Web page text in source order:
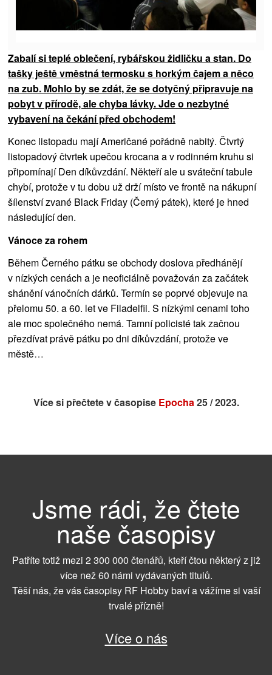
Zabalí si teplé oblečení, rybářskou židličku a stan. Do
tašky ještě vměstná termosku s horkým čajem a něco
na zub. Mohlo by se zdát, že se dotyčný připravuje na
pobyt v přírodě, ale chyba lávky. Jde o nezbytné
vybavení na čekání před obchodem!
Konec listopadu mají Američané pořádně nabitý. Čtvrtý
listopadový čtvrtek upečou krocana a v rodinném kruhu si
připomínají Den díkůvzdání. Někteří ale u sváteční tabule
chybí, protože v tu dobu už drží místo ve frontě na nákupní
šílenství zvané Black Friday (Černý pátek), které je hned
následující den.
Vánoce za rohem
BěhemČerného pátku seobchody doslova předhánějí
v nízkých cenách a je neoficiálně považován za začátek
shánění vánočních dárků. Termín se poprvé objevuje na
přelomu 50. a 60. let ve Filadelfii. S nízkými cenami toho
ale moc společného nemá. Tamní policisté tak začnou
přezdívat právě pátku po dni díkůvzdání, protože ve
městě…
Více si přečtete v časopise Epocha 25 / 2023.
Jsme rádi, že čtete
naše časopisy
Patříte totiž mezi 2 300 000 čtenářů, kteří čtou některý z již
více než 60 námi vydávaných titulů.
Těší nás, že vás časopisy RF Hobby baví a vážíme si vaší
trvalé přízně!
Více o nás